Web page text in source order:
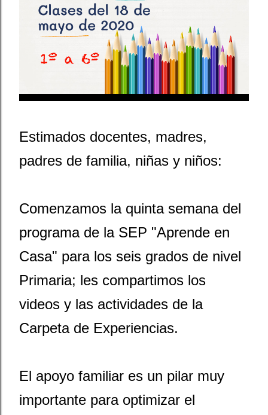
Estimados docentes, madres,
padres de familia, niñas y niños:
Comenzamos la quinta semana del
programa de la SEP "Aprende en
Casa" para los seis grados de nivel
Primaria; les compartimos los
videos y las actividades de la
Carpeta de Experiencias.
El apoyo familiar es un pilar muy
importante para optimizar el